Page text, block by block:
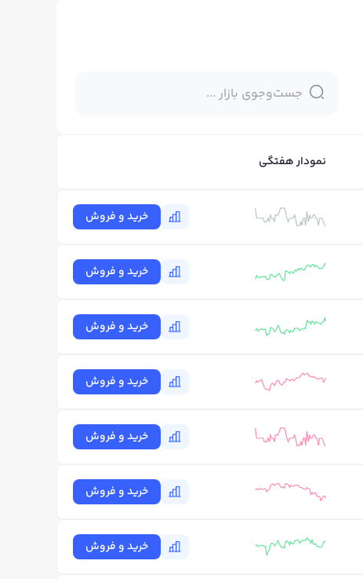
نمودار هفتگی
خرید و فروش
خرید و فروش
خرید و فروش
خرید و فروش
خرید و فروش
خرید و فروش
خرید و فروش